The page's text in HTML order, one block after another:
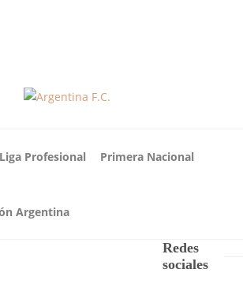
Liga Profesional Primera Nacional
Argentina
Redes
sociales